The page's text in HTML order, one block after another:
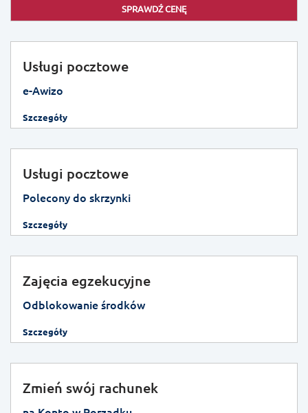
SPRAWDŹ CENĘ
Usługi pocztowe
e-Awizo
Szczegóły
Usługi pocztowe
Polecony do skrzynki
Szczegóły
Zajęcia egzekucyjne
Odblokowanie środków
Szczegóły
Zmień swój rachunek